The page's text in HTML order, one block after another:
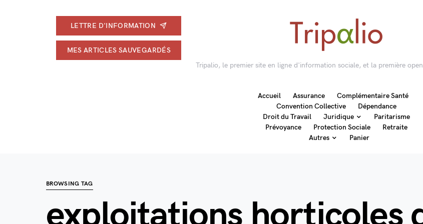
LETTRE D'INFORMATION
MES ARTICLES SAUVEGARDÉS
Tripalio, le premier site en ligne d'information sociale, et la première
Accueil Assurance
Complémentaire Santé
Convention Collective
Dépendance
Droit du Travail
Juridique
Paritarisme
Prévoyance
Protection Sociale
Retraite
Autres
Panier
BROWSING TAG